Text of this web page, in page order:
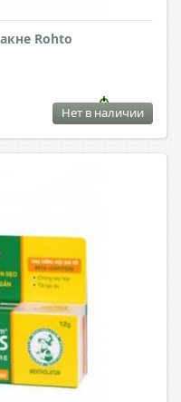
Rohto
Нет в наличии